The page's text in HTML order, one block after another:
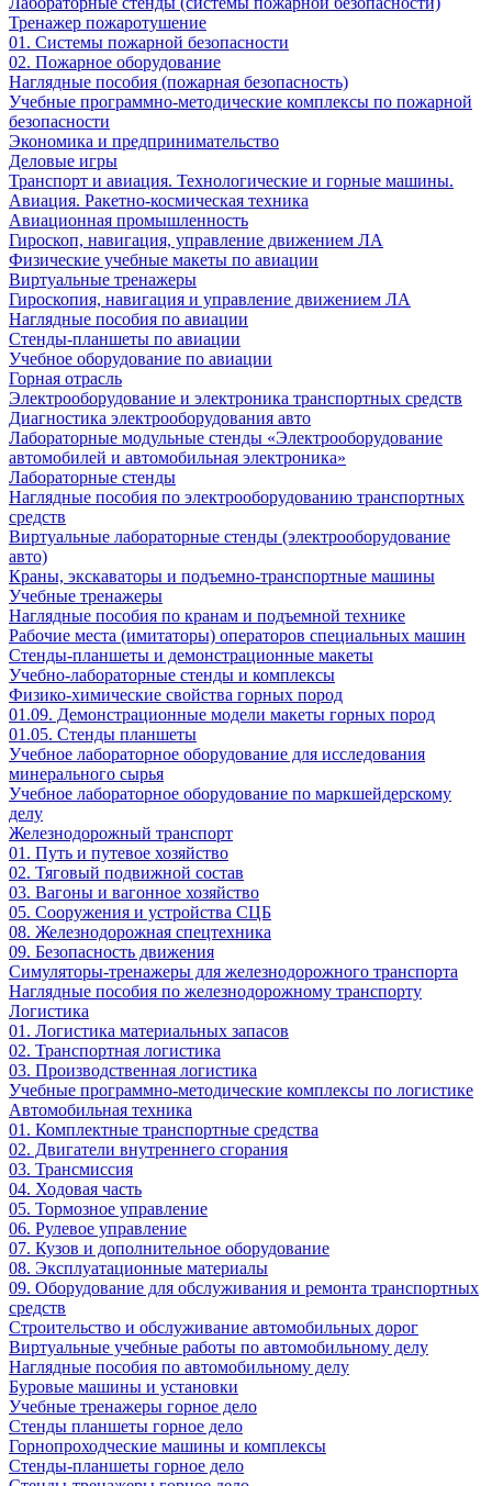
Тренажер пожаротушение
01. Системы пожарной безопасности
02. Пожарное оборудование
Наглядные пособия (пожарная безопасность)
Учебные программно-методические комплексы по пожарной
безопасности
Экономика и предпринимательство
Деловые игры
Транспорт и авиация. Технологические и горные машины.
Авиация. Ракетно-космическая техника
Авиационная промышленность
Гироскоп, навигация, управление движением ЛА
Физические учебные макеты по авиации
Виртуальные тренажеры
Гироскопия, навигация и управление движением ЛА
Наглядные пособия по авиации
Стенды-планшеты по авиации
Учебное оборудование по авиации
Горная отрасль
Электрооборудование и электроника транспортных средств
Диагностика электрооборудования авто
Лабораторные модульные стенды «Электрооборудование
автомобилей и автомобильная электроника»
Лабораторные стенды
Наглядные пособия по электрооборудованию транспортных
средств
Виртуальные лабораторные стенды (электрооборудование
авто)
Краны, экскаваторы и подъемно-транспортные машины
Учебные тренажеры
Наглядные пособия по кранам и подъемной технике
Рабочие места (имитаторы) операторов специальных машин
Стенды-планшеты и демонстрационные макеты
Учебно-лабораторные стенды и комплексы
Физико-химические свойства горных пород
01.09. Демонстрационные модели макеты горных пород
01.05. Стенды планшеты
Учебное лабораторное оборудование для исследования
минерального сырья
Учебное лабораторное оборудование по маркшейдерскому
делу
Железнодорожный транспорт
01. Путь и путевое хозяйство
02. Тяговый подвижной состав
03. Вагоны и вагонное хозяйство
05. Сооружения и устройства СЦБ
08. Железнодорожная спецтехника
09. Безопасность движения
Симуляторы-тренажеры для железнодорожного транспорта
Наглядные пособия по железнодорожному транспорту
Логистика
01. Логистика материальных запасов
02. Транспортная логистика
03. Производственная логистика
Учебные программно-методические комплексы по логистике
Автомобильная техника
01. Комплектные транспортные средства
02. Двигатели внутреннего сгорания
03. Трансмиссия
04. Ходовая часть
05. Тормозное управление
06. Рулевое управление
07. Кузов и дополнительное оборудование
08. Эксплуатационные материалы
09. Оборудование для обслуживания и ремонта транспортных
средств
Строительство и обслуживание автомобильных дорог
Виртуальные учебные работы по автомобильному делу
Наглядные пособия по автомобильному делу
Буровые машины и установки
Учебные тренажеры горное дело
Стенды планшеты горное дело
Горнопроходческие машины и комплексы
Стенды-планшеты горное дело